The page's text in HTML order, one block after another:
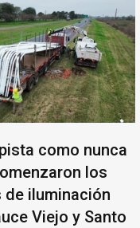
como nunca
los
de iluminación
Viejo y Santo